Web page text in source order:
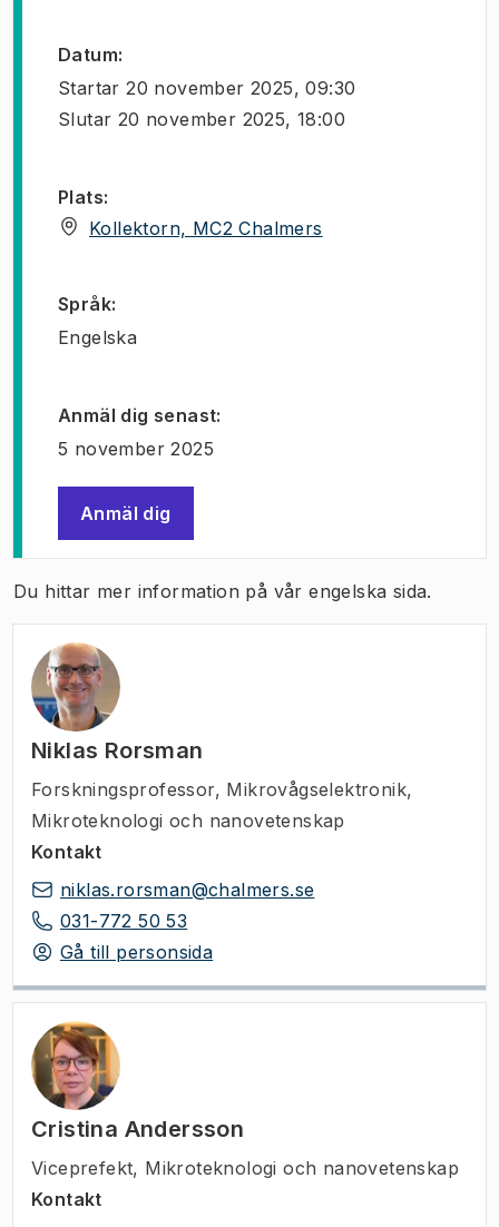
Datum:
Startar 20 november 2025, 09:30
Slutar 20 november 2025, 18:00
Plats:
Kollektorn, MC2 Chalmers
Språk:
Engelska
Anmäl dig senast:
5 november 2025
Anmäl dig
(Öppnas i ny flik
Du hittar mer information på vår engelska sida.
Niklas Rorsman
Forskningsprofessor, Mikrovågselektronik,
Mikroteknologi och nanovetenskap
Kontakt
niklas.rorsman@chalmers.se
031-772 50 53
Gå till personsida
Cristina Andersson
Viceprefekt, Mikroteknologi och nanovetenskap
Kontakt